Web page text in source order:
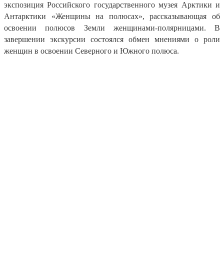
экспозиция Российского государственного музея Арктики и
Антарктики «Женщины на полюсах», рассказывающая об
освоении полюсов Земли женщинами-полярницами. В
завершении экскурсии состоялся обмен мнениями о роли
женщин в освоении Северного и Южного полюса.